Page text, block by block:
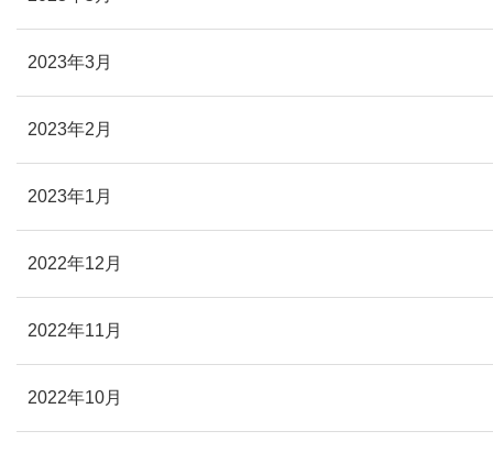
2023年3月
2023年2月
2023年1月
2022年12月
2022年11月
2022年10月